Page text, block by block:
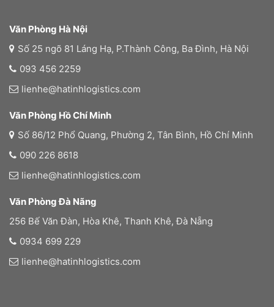
Văn Phòng Hà Nội
Số 25 ngõ 81 Láng Hạ, P.Thành Công, Ba Đình, Hà Nội
093 456 2259
lienhe@hatinhlogistics.com
Văn Phòng Hồ Chí Minh
Số 86/12 Phổ Quang, Phường 2, Tân Bình, Hồ Chí Minh
090 226 8618
lienhe@hatinhlogistics.com
Văn Phòng Đà Nãng
256 Bế Văn Đàn, Hòa Khê, Thanh Khê, Đà Nẵng
0934 699 229
lienhe@hatinhlogistics.com